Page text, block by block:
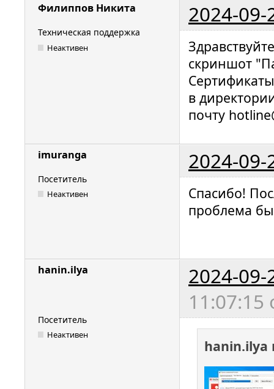
Филиппов Никита 2024-09-
Техническая поддержка
Неактивен
скриншот
в
почту
imuranga 2024-09-
Посетитель
Неактивен
Спасибо!
проблема
hanin.ilya
2024-09-
11:07:15
Посетитель
Неактивен
hanin.ilya